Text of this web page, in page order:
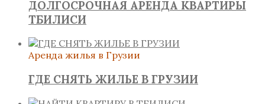
ДОЛГОСРОЧНАЯ АРЕНДА КВАРТИРЫ
ТБИЛИСИ
Аренда жилья в Грузии
ГДЕ СНЯТЬ ЖИЛЬЕ В ГРУЗИИ